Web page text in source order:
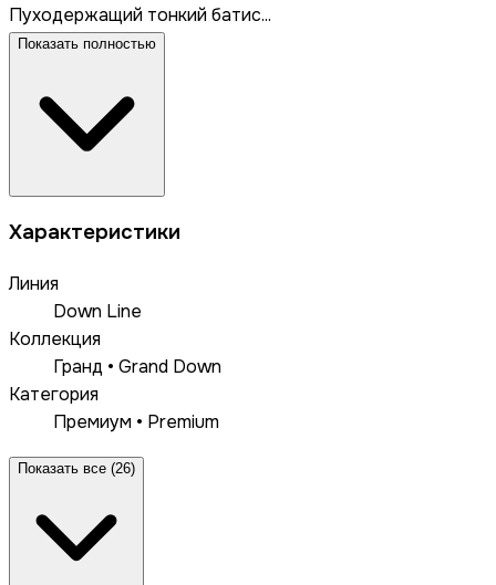
Пуходержащий тонкий батис...
Показать полностью
Характеристики
Линия
Down Line
Коллекция
Гранд • Grand Down
Категория
Премиум • Premium
Показать все (26)